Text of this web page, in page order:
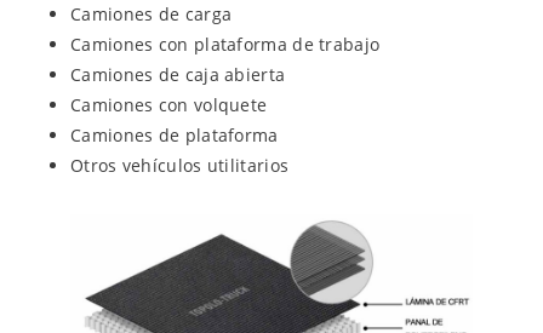
Camiones de carga
Camiones con plataforma de trabajo
Camiones de caja abierta
Camiones con volquete
Camiones de plataforma
Otros vehículos utilitarios